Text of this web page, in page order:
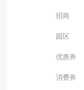
招商
园区
优惠券
消费券